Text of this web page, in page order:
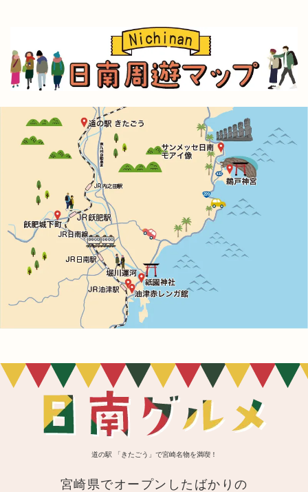
道の駅 「きたごう」で宮崎名物を満喫！
宮崎県でオープンしたばかりの